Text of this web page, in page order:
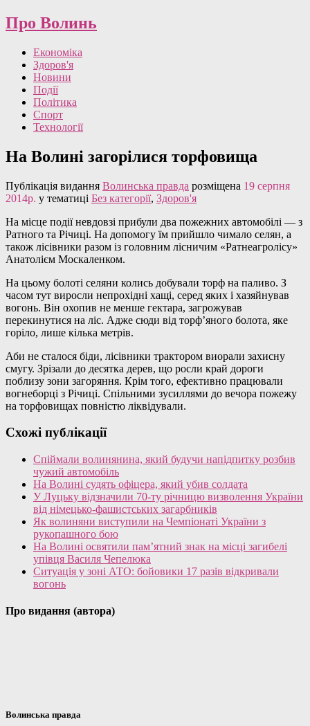
Про Волинь
Економіка
Здоров'я
Новини
Події
Політика
Спорт
Технології
На Волині загорілися торфовища
Публікація видання Волинська правда розміщена 19 серпня
2014р. у тематиці Без категорії, Здоров'я
На місце події невдовзі прибули два пожежних автомобілі — з
Ратного та Річиці. На допомогу їм прийшло чимало селян, а
також лісівники разом із головним лісничим «Ратнеагролісу»
Анатолієм Москаленком.
На цьому болоті селяни колись добували торф на паливо. З
часом тут виросли непрохідні хащі, серед яких і хазяйнував
вогонь. Він охопив не менше гектара, загрожував
перекинутися на ліс. Адже сюди від торф’яного болота, яке
горіло, лише кілька метрів.
Аби не сталося біди, лісівники трактором виорали захисну
смугу. Зрізали до десятка дерев, що росли край дороги
поблизу зони загоряння. Крім того, ефективно працювали
вогнеборці з Річиці. Спільними зусиллями до вечора пожежу
на торфовищах повністю ліквідували.
Схожі публікації
Спіймали волинянина, який будучи напідпитку розбив
чужий автомобіль
На Волині судять офіцера, який убив солдата
У Луцьку відзначили 70-ту річницю визволення України
від німецько-фашистських загарбників
Як волиняни виступили на Чемпіонаті України з
рукопашного бою
На Волині освятили пам’ятний знак на місці загибелі
упівця Василя Чепелюка
Ситуація у зоні АТО: бойовики 17 разів відкривали
вогонь
Про видання (автора)
Волинська правда